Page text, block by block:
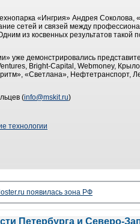
«Ингрия» Андрея
сетей и связей между
из косвенных результатов такой
уже демонстрировались
Bright-Capital, Webmoney,
«Светлана»,
(info@mskit.ru)
технологии
появилась зона РФ
Петербурга и Северо-